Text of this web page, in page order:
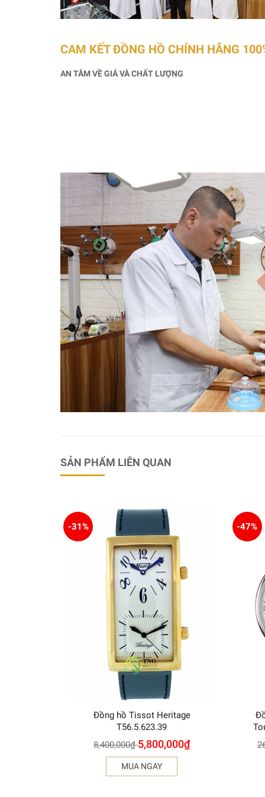
CAM KẾT ĐỒNG HỒ CHÍNH HÃNG
AN TÂM VỀ GIÁ VÀ CHẤT LƯỢNG
SẢN PHẨM LIÊN QUAN
-31%
Đồng hồ Tissot Heritage
T56.5.623.39
8,400,000₫ 5,800,000₫
MUA NGAY
-47%